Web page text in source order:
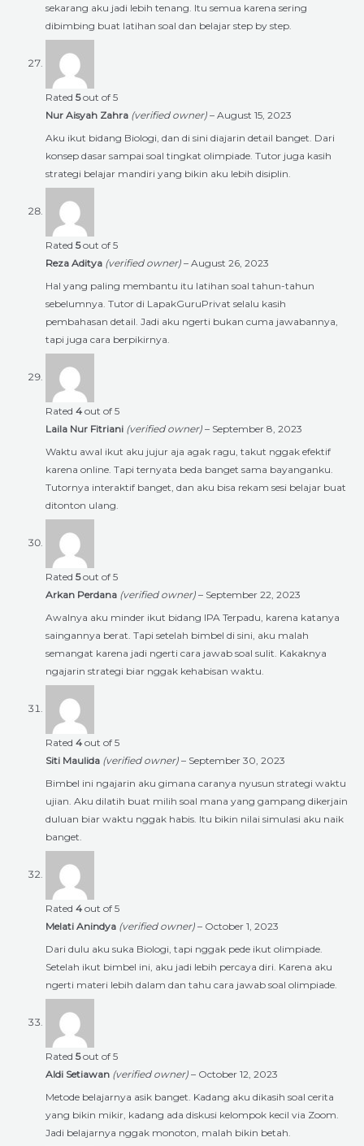
sekarang aku jadi lebih tenang. Itu semua karena sering
dibimbing buat latihan soal dan belajar step by step.
Rated 5out of 5
Nur Aisyah Zahra (verified owner) – August 15, 2023
Aku ikut bidang Biologi, dan di sini diajarin detail banget. Dari
konsep dasar sampai soal tingkat olimpiade. Tutor juga kasih
strategi belajar mandiri yang bikin aku lebih disiplin.
Rated 5out of 5
Reza Aditya (verified owner) – August 26, 2023
Hal yang paling membantu itu latihan soal tahun-tahun
sebelumnya. Tutor di LapakGuruPrivat selalu kasih
pembahasan detail. Jadi aku ngerti bukan cuma jawabannya,
tapi juga cara berpikirnya.
Rated 4 out of 5
Laila Nur Fitriani (verified owner) – September 8, 2023
Waktu awal ikut aku jujur aja agak ragu, takut nggak efektif
karena online. Tapi ternyata beda banget sama bayanganku.
Tutornya interaktif banget, dan aku bisa rekam sesi belajar buat
ditonton ulang.
Rated 5out of 5
Arkan Perdana (verified owner) – September 22, 2023
Awalnya aku minder ikut bidang IPA Terpadu, karena katanya
saingannya berat. Tapi setelah bimbel di sini, aku malah
semangat karena jadi ngerti cara jawab soal sulit. Kakaknya
ngajarin strategi biar nggak kehabisan waktu.
Rated 4 out of 5
Siti Maulida (verified owner) – September 30, 2023
Bimbel ini ngajarin aku gimana caranya nyusun strategi waktu
ujian. Aku dilatih buat milih soal mana yang gampang dikerjain
duluan biar waktu nggak habis. Itu bikin nilai simulasi aku naik
banget.
Rated 4 out of 5
Melati Anindya (verified owner) – October 1, 2023
Dari dulu aku suka Biologi, tapi nggak pede ikut olimpiade.
Setelah ikut bimbel ini, aku jadi lebih percaya diri. Karena aku
ngerti materi lebih dalam dan tahu cara jawab soal olimpiade.
Rated 5out of 5
Aldi Setiawan (verified owner) – October 12, 2023
Metode belajarnya asik banget. Kadang aku dikasih soal cerita
yang bikin mikir, kadang ada diskusi kelompok kecil via Zoom.
Jadi belajarnya nggak monoton, malah bikin betah.